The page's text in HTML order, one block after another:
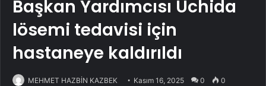
Başkan Yardımcısı Uchida
lösemi tedavisi için
hastaneye kaldırıldı
MEHMET HAZBİN KAZBEK Kasım 16, 2025 0 0